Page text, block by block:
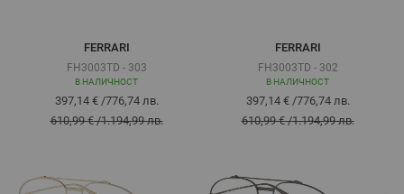
FERRARI
FH3003TD - 303
В НАЛИЧНОСТ
397,14 €/776,74 лв.
610,99 €/1.194,99 лв.
FERRARI
FH3003TD - 302
В НАЛИЧНОСТ
397,14 €/776,74 лв.
610,99 €/1.194,99 лв.